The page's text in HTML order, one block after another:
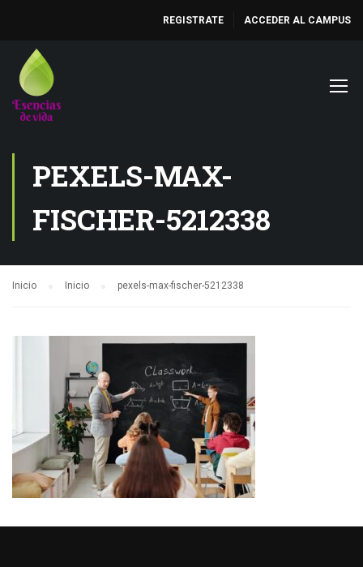
REGISTRATE ACCEDER AL CAMPUS
PEXELS-MAX-
FISCHER-5212338
Inicio Inicio pexels-max-fischer-5212338